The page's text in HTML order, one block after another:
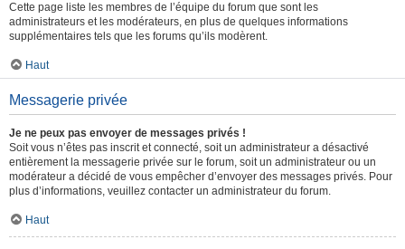
Cette page liste les membres de l’équipe du forum que sont les
administrateurs et les modérateurs, en plus de quelques informations
supplémentaires tels que les forums qu’ils modèrent.
Haut
Messagerie privée
Je ne peux pas envoyer de messages privés !
Soit vous n’êtes pas inscrit et connecté, soit un administrateur a désactivé
entièrement la messagerie privée sur le forum, soit un administrateur ou un
modérateur a décidé de vous empêcher d’envoyer des messages privés. Pour
plus d’informations, veuillez contacter un administrateur du forum.
Haut